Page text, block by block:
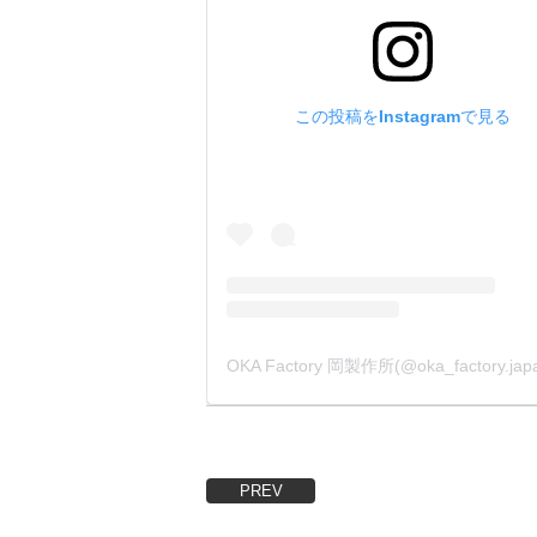
【メッキ
この投稿をInstagramで見る
PREV